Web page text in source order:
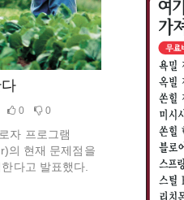
0 0
자 프로그램
의 현재 문제점을
다고 발표했다.